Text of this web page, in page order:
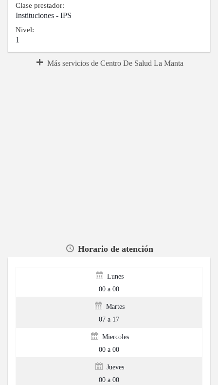
Clase prestador:
Instituciones - IPS
Nivel:
1
Más servicios de Centro De Salud La Manta
Horario de atención
Lunes
00 a 00
Martes
07 a 17
Miercoles
00 a 00
Jueves
00 a 00